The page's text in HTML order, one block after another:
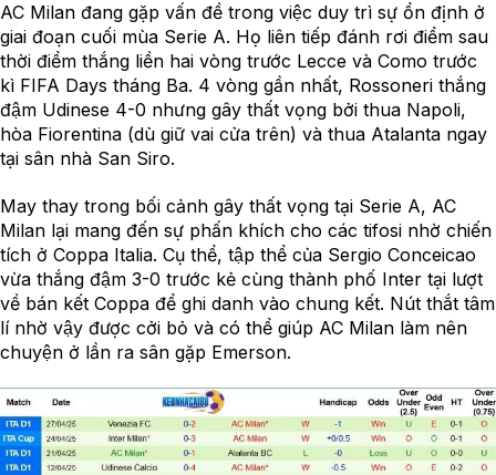
AC Milan đang gặp vấn đề trong việc duy trì sự ổn định ở
giai đoạn cuối mùa Serie A. Họ liên tiếp đánh rơi điểm sau
thời điểm thắng liền hai vòng trước Lecce và Como trước
kì FIFA Days tháng Ba. 4 vòng gần nhất, Rossoneri thắng
đậm Udinese 4-0 nhưng gây thất vọng bởi thua Napoli,
hòa Fiorentina (dù giữ vai cửa trên) và thua Atalanta ngay
tại sân nhà San Siro.
May thay trong bối cảnh gây thất vọng tại Serie A, AC
Milan lại mang đến sự phấn khích cho các tifosi nhờ chiến
tích ở Coppa Italia. Cụ thể, tập thể của Sergio Conceicao
vừa thắng đậm 3-0 trước kẻ cùng thành phố Inter tại lượt
về bán kết Coppa để ghi danh vào chung kết. Nút thắt tâm
lí nhờ vậy được cởi bỏ và có thể giúp AC Milan làm nên
chuyện ở lần ra sân gặp Emerson.